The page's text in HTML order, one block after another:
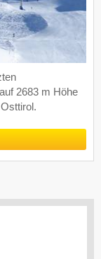
2683 m Höhe